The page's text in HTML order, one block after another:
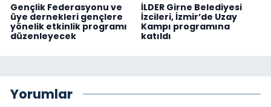
Gençlik Federasyonu ve
üye dernekleri gençlere
yönelik etkinlik programı
düzenleyecek
İLDER Girne Belediyesi
İzcileri, İzmir’de Uzay
Kampı programına
katıldı
Yorumlar